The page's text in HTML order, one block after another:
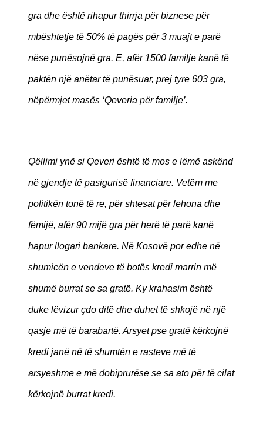
gra dhe është rihapur thirrja për biznese për
mbështetje të 50% të pagës për 3 muajt e parë
nëse punësojnë gra. E, afër 1500 familje kanë të
paktën një anëtar të punësuar, prej tyre 603 gra,
nëpërmjet masës ‘Qeveria për familje’.
Qëllimi ynë si Qeveri është të mos e lëmë askënd
në gjendje të pasigurisë financiare. Vetëm me
politikën tonë të re, për shtesat për lehona dhe
fëmijë, afër 90 mijë gra për herë të parë kanë
hapur llogari bankare. Në Kosovë por edhe në
shumicën e vendeve të botës kredi marrin më
shumë burrat se sa gratë. Ky krahasim është
duke lëvizur çdo ditë dhe duhet të shkojë në një
qasje më të barabartë. Arsyet pse gratë kërkojnë
kredi janë në të shumtën e rasteve më të
arsyeshme e më dobiprurëse se sa ato për të cilat
kërkojnë burrat kredi.